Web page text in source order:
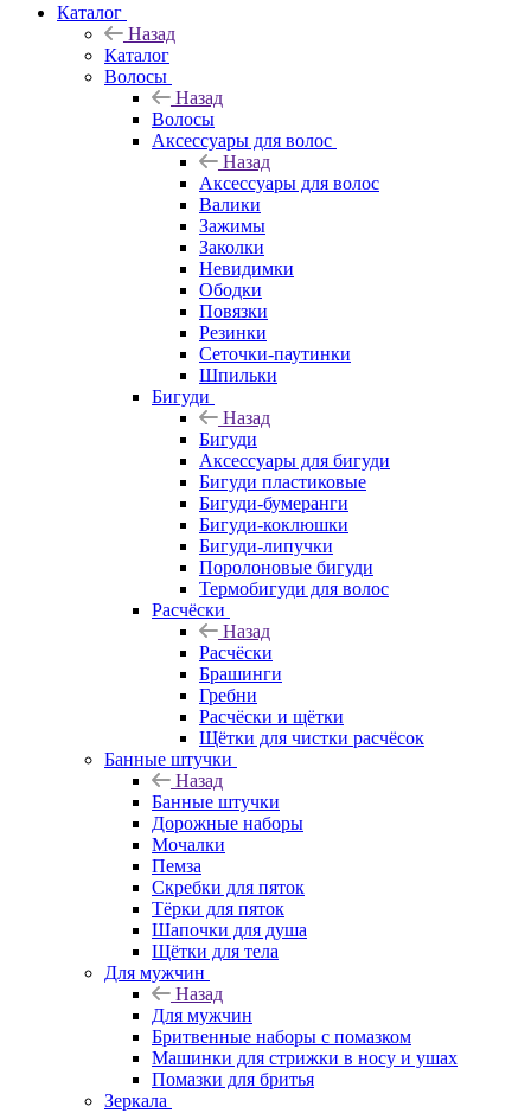
Каталог
Назад
Каталог
Волосы
Назад
Волосы
Аксессуары для волос
Назад
Аксессуары для волос
Валики
Зажимы
Заколки
Невидимки
Ободки
Повязки
Резинки
Сеточки-паутинки
Шпильки
Бигуди
Назад
Бигуди
Аксессуары для бигуди
Бигуди пластиковые
Бигуди-бумеранги
Бигуди-коклюшки
Бигуди-липучки
Поролоновые бигуди
Термобигуди для волос
Расчёски
Назад
Расчёски
Брашинги
Гребни
Расчёски и щётки
Щётки для чистки расчёсок
Банные штучки
Назад
Банные штучки
Дорожные наборы
Мочалки
Пемза
Скребки для пяток
Тёрки для пяток
Шапочки для душа
Щётки для тела
Для мужчин
Назад
Для мужчин
Бритвенные наборы с помазком
Машинки для стрижки в носу и ушах
Помазки для бритья
Зеркала